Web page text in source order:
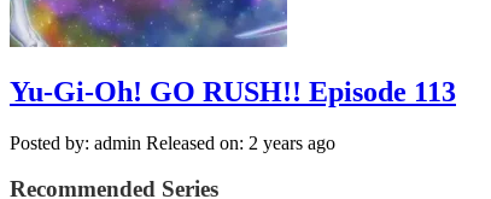
Yu-Gi-Oh! GO RUSH!! Episode 113
Posted by: admin Released on: 2 years ago
Recommended Series